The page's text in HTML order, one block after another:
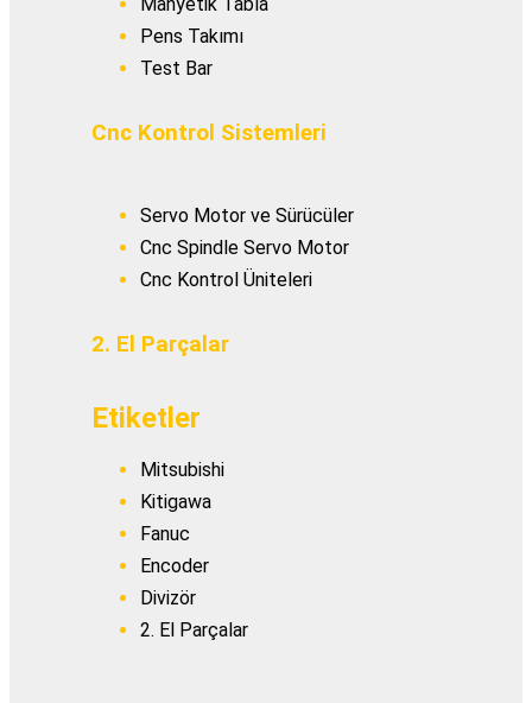
Pens Takımı
Test Bar
Cnc Kontrol Sistemleri
Servo Motor ve Sürücüler
Cnc Spindle Servo Motor
Cnc Kontrol Üniteleri
2. El Parçalar
Etiketler
Mitsubishi
Kitigawa
Fanuc
Encoder
Divizör
2. El Parçalar